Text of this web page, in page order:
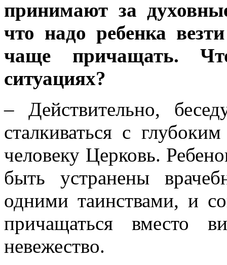
принимают за
что надо ребенка
чаще причащать.
ситуациях?
– Действительно,
сталкиваться с
человеку Церковь.
быть устранены
одними таинствами, и
причащаться вместо
невежество.